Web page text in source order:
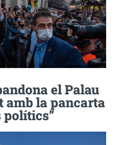
el Palau
amb la pancarta
polítics”